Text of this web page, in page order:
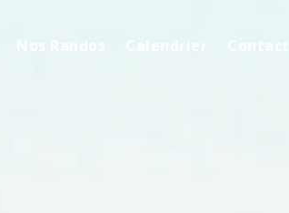
Nos Randos Calendrier Contact